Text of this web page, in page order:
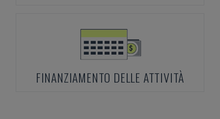
FINANZIAMENTO DELLE ATTIVITÀ